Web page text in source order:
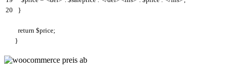
20
}
return $price;
}